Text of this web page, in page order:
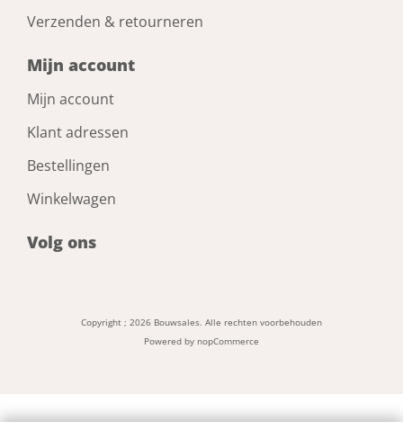
Diameter (pen)
Lengte (pen)
18 mm
Type
Verzenden & retourneren
Mijn account
Mijn account
Klant adressen
Bestellingen
Winkelwagen
Volg ons
Copyright ; 2026 Bouwsales. Alle rechten voorbehouden
Powered by nopCommerce